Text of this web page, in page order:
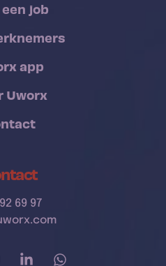
job
app
Uworx
69 97